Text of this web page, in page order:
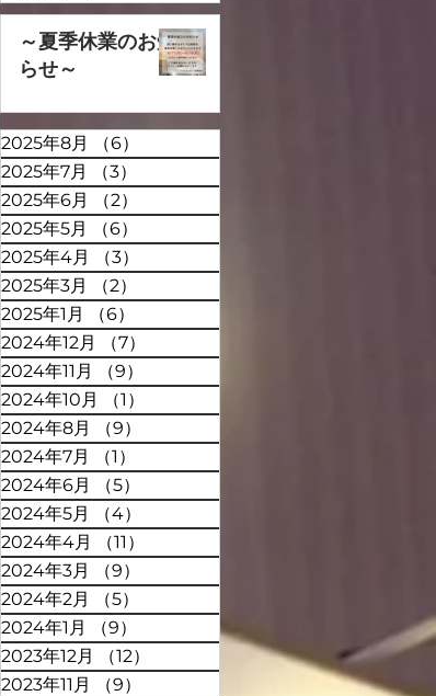
～夏季休業のお知
らせ～
2025年8月 （6）
2025年7月
（3）
2025年6月
（2）
2025年5月
（6）
2025年4月
（3）
2025年3月
（2）
2025年1月
（6）
2024年12月
（7）
2024年11月
（9）
2024年10月
（1）
2024年8月
（9）
2024年7月
（1）
2024年6月
（5）
2024年5月
（4）
2024年4月
（11）
2024年3月
（9）
2024年2月
（5）
2024年1月
（9）
2023年12月
（12）
2023年11月
（9）